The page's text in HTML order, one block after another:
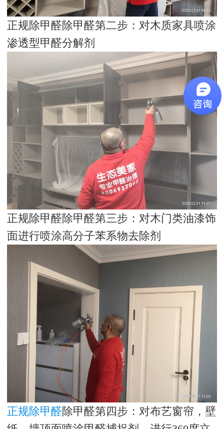
正规除甲醛除甲醛第二步：对木质家具喷涂
渗透型甲醛分解剂
正规除甲醛除甲醛第三步：对木门类油漆饰
面进行喷涂高分子苯系物去除剂
正规除甲醛除甲醛第四步：对布艺窗帘，壁